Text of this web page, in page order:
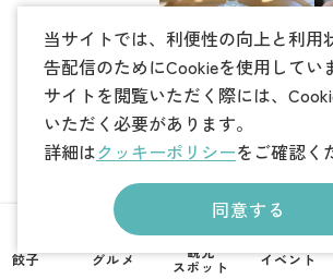
宇都宮で食べ
るべき絶品か
き氷特集｜
2026年夏メニ
ュー追加
宇都宮で「一
餃子 グルメ
観光
スポット
イベント
当サイトでは、利便性の向上と利用
告配信のためにCookieを使用してい
サイトを閲覧いただく際には、
いただく必要があります。
詳細はクッキーポリシーをご確認く
同意する